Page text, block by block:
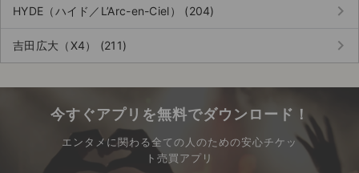
HYDE（ハイド／L’Arc-en-Ciel） (204) keyboard_arrow_right
吉田広大（X4） (211) keyboard_arrow_right
今すぐアプリを無料でダウンロード！
エンタメに関わる全ての人のための安心チケッ
ト売買アプリ